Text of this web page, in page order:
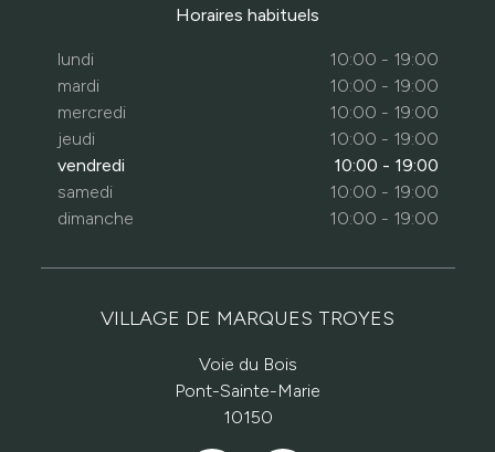
Horaires habituels
lundi
10:00 - 19:00
mardi
10:00 - 19:00
mercredi
10:00 - 19:00
jeudi
10:00 - 19:00
vendredi
10:00 - 19:00
samedi
10:00 - 19:00
dimanche
10:00 - 19:00
VILLAGE DE MARQUES TROYES
Voie du Bois
Pont-Sainte-Marie
10150